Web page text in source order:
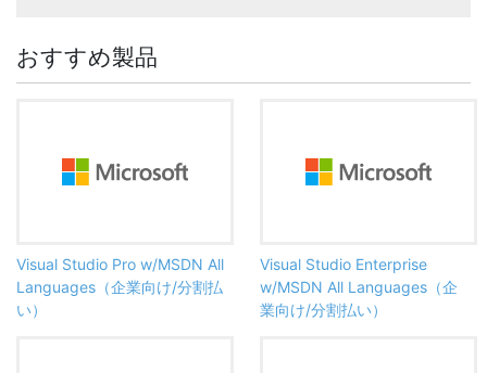
おすすめ製品
Visual Studio Pro w/MSDN All
Languages（企業向け/分割払
い）
Visual Studio Enterprise
w/MSDN All Languages（企
業向け/分割払い）